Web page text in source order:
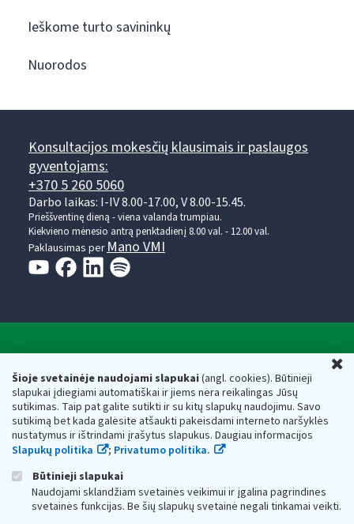
Šioje svetainėje naudojami slapukai(angl. cookies). Būtinieji
slapukai įdiegiami automatiškai ir jiems nėra reikalingas Jūsų
sutikimas. Taip pat galite sutikti ir su kitų slapukų naudojimu. Savo
sutikimą bet kada galėsite atšaukti pakeisdami interneto naršyklės
nustatymus ir ištrindami įrašytus slapukus. Daugiau informacijos
Slapukų politika
; Privatumo politika.
Būtinieji slapukai
Naudojami sklandžiam svetainės veikimui ir įgalina pagrindines
svetainės funkcijas. Be šių slapukų svetainė negali tinkamai veikti.
Ieškome turto savininkų
Nuorodos
Konsultacijos mokesčių klausimais ir paslaugos
gyventojams:
+370 5 260 5060
Darbo laikas: I-IV 8.00-17.00, V 8.00-15.45.
Prieššventinę dieną - viena valanda trumpiau.
Kiekvieno mėnesio antrą penktadienį 8.00 val. - 12.00 val.
Paklausimas per Mano VMI
Respublikos finansų ministerijos
Biudžetinė įstaiga. Juridinio asmens kodas — 188659752,
adresas: Vasario 16-osios g. 14, 01107 Vilnius, Lietuva, el.paštas:
vmi@vmi.lt, E. pristatymo dėžutės adresas 188659752
Duomenys apie Valstybinę mokesčių inspekciją prie Lietuvos
Respublikos finansų ministerijos kaupiami ir saugomi Juridinių